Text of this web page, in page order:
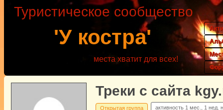
'У костра'
Туристическое сообщество
места хватит для всех!
Треки с сайта
Открытая группа активность 1 мес., 1 нед.